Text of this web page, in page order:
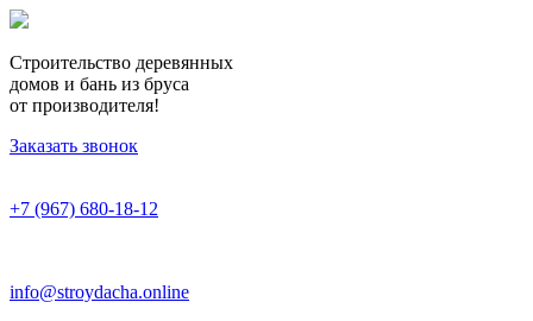
Строительство деревянных
домов и бань из бруса
от производителя!
Заказать звонок
+7 (967) 680-18-12
info@stroydacha.online